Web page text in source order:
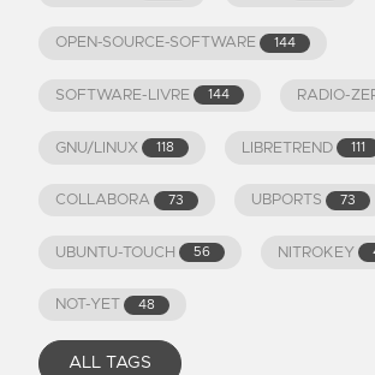
OPEN-SOURCE-SOFTWARE 144
SOFTWARE-LIVRE 144 RADIO-
GNU/LINUX 118 LIBRETREND 111
COLLABORA 73 UBPORTS 73
UBUNTU-TOUCH 56 NITROKEY
NOT-YET 48
ALL TAGS